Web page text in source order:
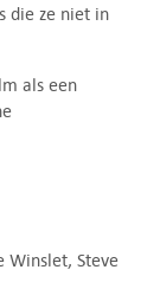
die ze niet in
als een
Winslet, Steve